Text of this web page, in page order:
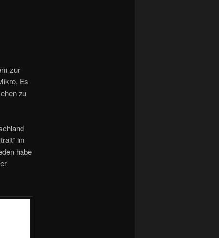
zur
Es
zu
im
habe